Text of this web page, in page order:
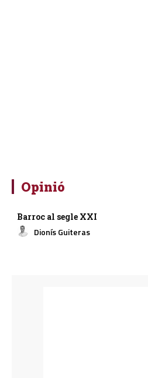
Opinió
Barroc al segle XXI
Dionís Guiteras